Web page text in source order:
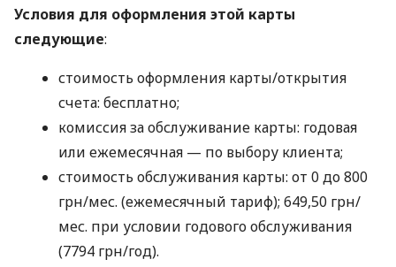
Условия для оформления этой карты
следующие:
стоимость оформления карты/открытия
счета: бесплатно;
комиссия за обслуживание карты: годовая
или ежемесячная — по выбору клиента;
стоимость обслуживания карты: от 0 до 800
грн/мес. (ежемесячный тариф); 649,50 грн/
мес. при условии годового обслуживания
(7794 грн/год).